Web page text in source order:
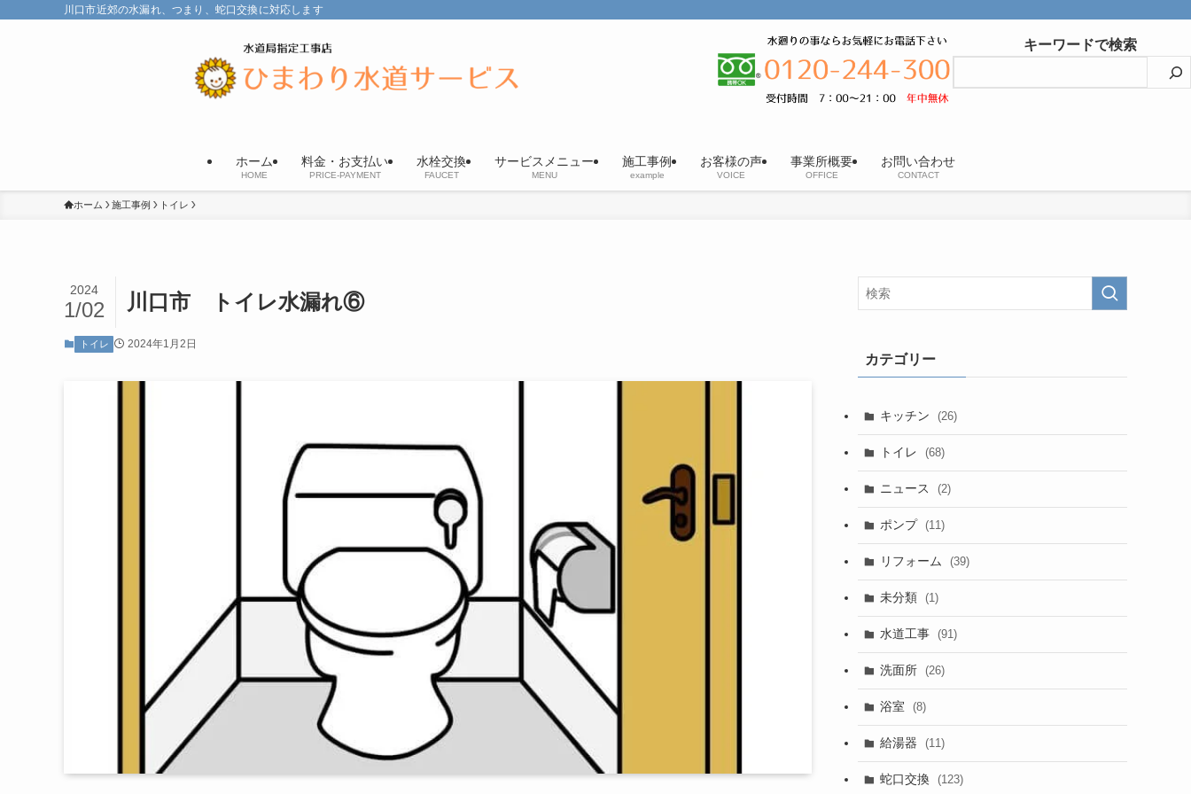
川口市近郊の水漏れ、つまり、蛇口交換に対応します
ホーム
HOME
料金・お支払い
PRICE-PAYMENT
水栓交換
FAUCET
サービスメニュー
MENU
施工事例
example
お客様の声
VOICE
事業所概要
OFFICE
お問い合わせ
CONTACT
キーワードで検索
ホーム 施工事例 トイレ
川口市 トイレ水漏れ⑥
2024
1/02
トイレ 2024年1月2日
カテゴリー
キッチン (26)
トイレ (68)
ニュース (2)
ポンプ (11)
リフォーム (39)
未分類 (1)
水道工事 (91)
洗面所 (26)
浴室 (8)
給湯器 (11)
蛇口交換 (123)